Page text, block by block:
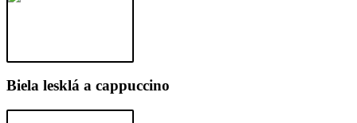
Biela lesklá a cappuccino